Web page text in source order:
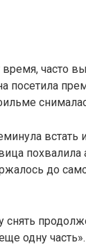
часто
посетила
встать
похвалила
до
одну